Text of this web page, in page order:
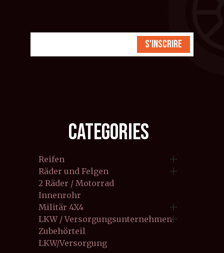
S'inscrire
CATEGORIES
Reifen 
Räder und Felgen 
2 Räder / Motorrad
Innenrohr
Militär 4X4

LKW / Versorgungsunternehmen
Zubehörteil
LKW/Versorgung